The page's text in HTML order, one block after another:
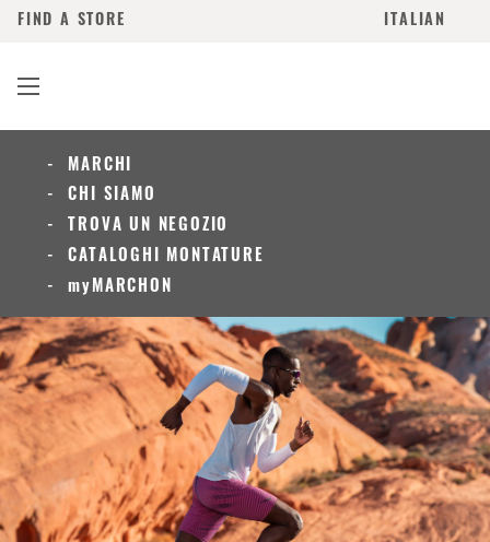
ITALIAN
FIND A STORE
MARCHI
CHI SIAMO
TROVA UN NEGOZIO
CATALOGHI MONTATURE
myMARCHON